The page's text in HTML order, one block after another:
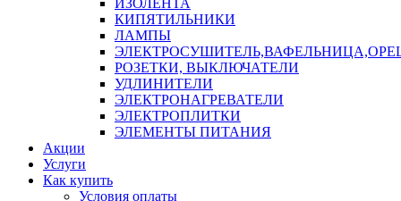
ИЗОЛЕНТА
КИПЯТИЛЬНИКИ
ЛАМПЫ
РОЗЕТКИ, ВЫКЛЮЧАТЕЛИ
УДЛИНИТЕЛИ
ЭЛЕКТРОНАГРЕВАТЕЛИ
ЭЛЕКТРОПЛИТКИ
ЭЛЕМЕНТЫ ПИТАНИЯ
Акции
Услуги
Как купить
Условия оплаты